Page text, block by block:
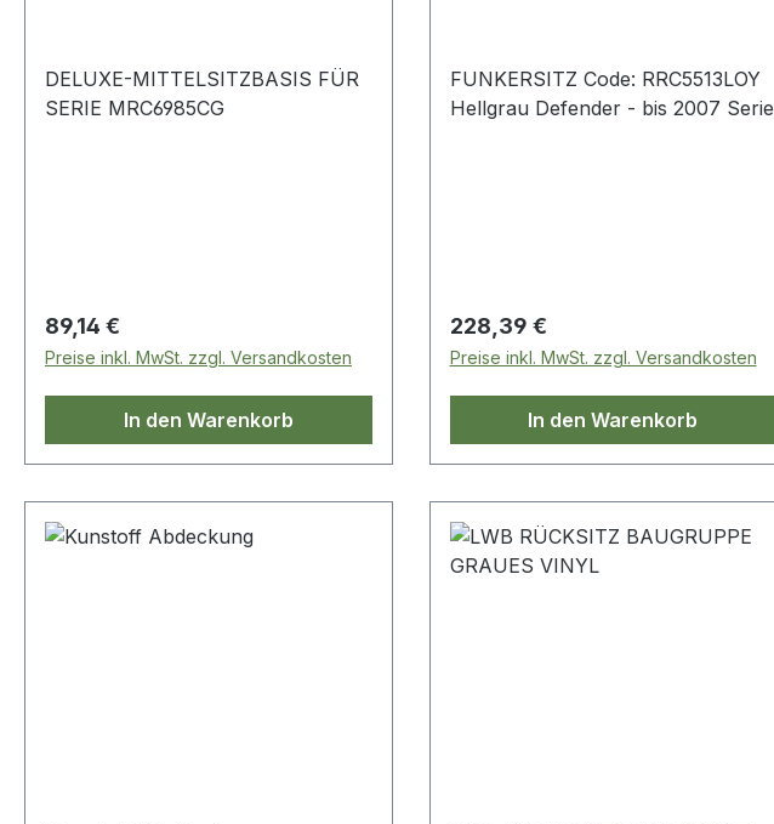
DELUXE-MITTELSITZBASIS FÜR
SERIE MRC6985CG
Regulärer Preis:
89,14 €
Preise inkl. MwSt. zzgl. Versandkosten
In den Warenkorb
FUNKERSITZ Code: RRC5513LOY
Hellgrau Defender - bis 2007 Serie
Regulärer Preis:
228,39 €
Preise inkl. MwSt. zzgl. Versandkosten
In den Warenkorb